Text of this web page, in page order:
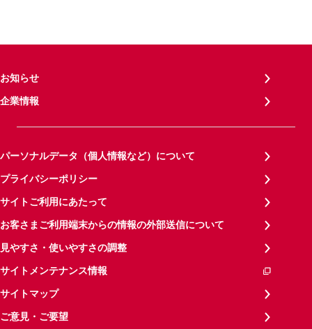
お知らせ
企業情報
パーソナルデータ（個人情報など）について
プライバシーポリシー
サイトご利用にあたって
お客さまご利用端末からの情報の外部送信について
見やすさ・使いやすさの調整
サイトメンテナンス情報
サイトマップ
ご意見・ご要望